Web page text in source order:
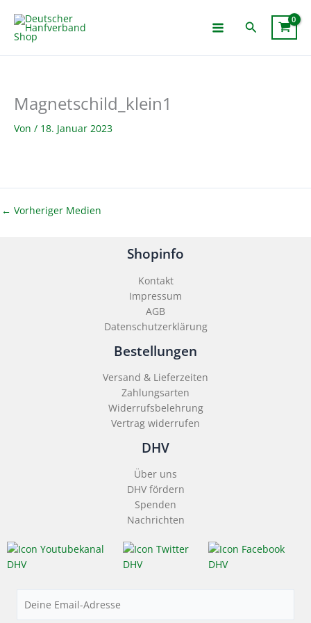
Inhalt
springen
Suchen
Magnetschild_klein1
Von / 18. Januar 2023
← Vorheriger Medien
Shopinfo
Kontakt
Impressum
AGB
Datenschutzerklärung
Bestellungen
Versand & Lieferzeiten
Zahlungsarten
Widerrufsbelehrung
Vertrag widerrufen
DHV
Über uns
DHV fördern
Spenden
Nachrichten